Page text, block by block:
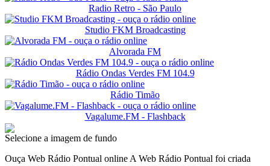
Radio Retro - São Paulo
Studio FKM Broadcasting
Alvorada FM
Rádio Ondas Verdes FM 104.9
Rádio Timão
Vagalume.FM - Flashback
Selecione a imagem de fundo
Ouça Web Rádio Pontual online A Web Rádio Pontual foi criada